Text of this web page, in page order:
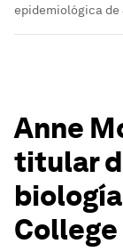
epidemiológica de
Anne
titular